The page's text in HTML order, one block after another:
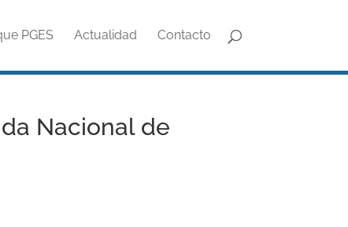
PGES Actualidad Contacto
Nacional de